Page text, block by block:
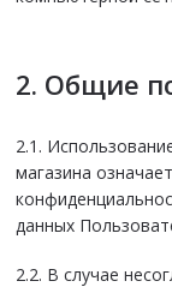
2. Общие
2.1.
магазина
данных
2.2. В случае